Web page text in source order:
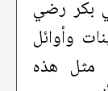
بكر رضي
وأوائل
مثل هذه